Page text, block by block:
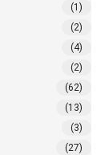
(1)
(2)
(4)
(2)
(62)
(13)
(3)
(27)